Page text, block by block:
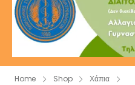
Home Shop
Χάπια